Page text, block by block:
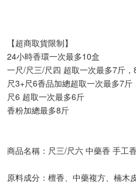
【超商取貨限制】
24小時香環一次最多10盒
一尺/尺三/尺四 超取一次最多7斤
尺3+尺6香品加總超取一次最多7
尺6 超取一次最多6斤
香粉加總最多8斤
商品名稱：尺三/尺六 中藥香 手工香
原料成分：檀香、中藥複方、楠木